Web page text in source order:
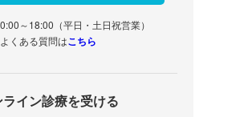
～18:00（平日・土日祝営業）
よくある質問はこちら
ライン診療を受ける